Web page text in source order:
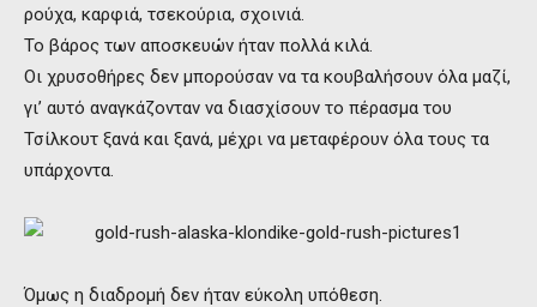
ρούχα, καρφιά, τσεκούρια, σχοινιά.
Το βάρος των αποσκευών ήταν πολλά κιλά.
Οι χρυσοθήρες δεν μπορούσαν να τα κουβαλήσουν όλα μαζί,
γι’ αυτό αναγκάζονταν να διασχίσουν το πέρασμα του
Τσίλκουτ ξανά και ξανά, μέχρι να μεταφέρουν όλα τους τα
υπάρχοντα.
Όμως η διαδρομή δεν ήταν εύκολη υπόθεση.